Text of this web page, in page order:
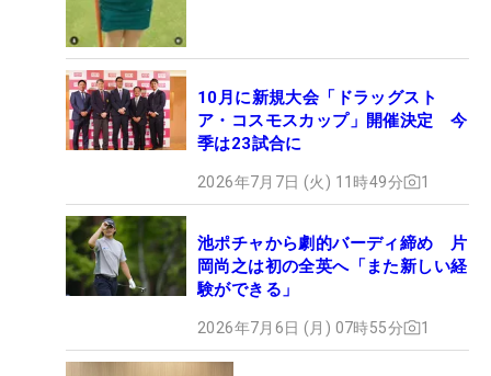
10月に新規大会「ドラッグスト
ア・コスモスカップ」開催決定 今
季は23試合に
2026年7月7日 (火) 11時49分 1
池ポチャから劇的バーディ締め 片
岡尚之は初の全英へ「また新しい経
験ができる」
2026年7月6日 (月) 07時55分 1